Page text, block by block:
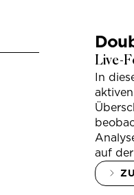
Live-
In
auf